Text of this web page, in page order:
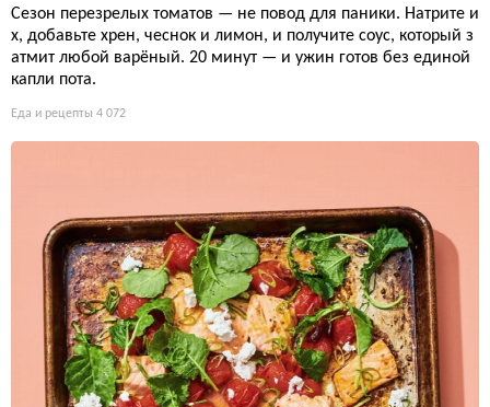
Сезон перезрелых томатов — не повод для паники. Натрите и
х, добавьте хрен, чеснок и лимон, и получите соус, который з
атмит любой варёный. 20 минут — и ужин готов без единой
капли пота.
Еда и рецепты 4 072